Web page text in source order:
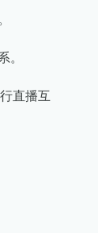
。
直播互